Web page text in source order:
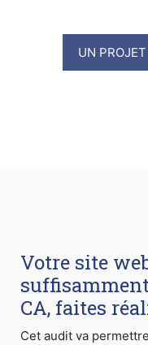
UN
Votre site
CA, faites
Cet audit va